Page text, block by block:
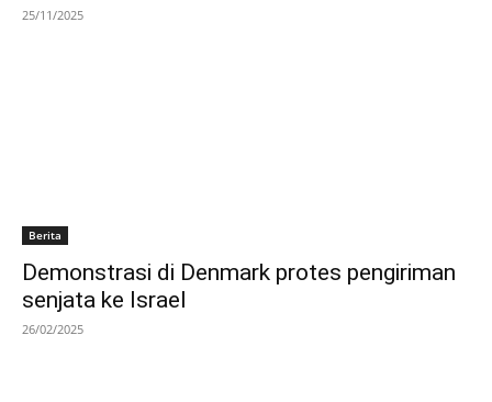
25/11/2025
Berita
Demonstrasi di Denmark protes pengiriman
senjata ke Israel
26/02/2025